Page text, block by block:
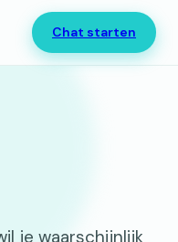
Chat starten
je waarschijnlijk